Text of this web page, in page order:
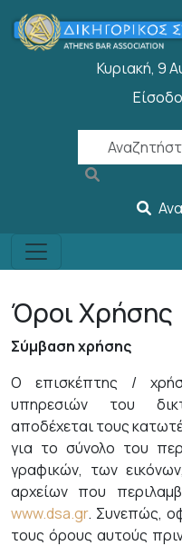
Παράκαμψη προς το
Κυριακή, 9
Όροι Χρήσης
Σύμβαση χρήσης
Ο επισκέπτης /
υπηρεσιών του
αποδέχεται τους
για το σύνολο του
γραφικών, των
αρχείων που
www.dsa.gr. Συνεπώς,
τους όρους αυτούς